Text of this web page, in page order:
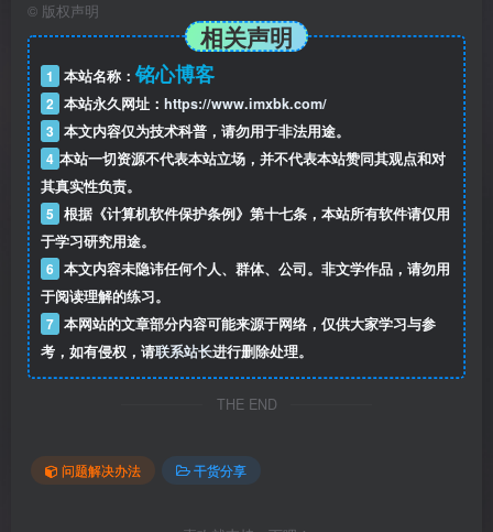
© 版权声明
相关声明
1 本站名称：铭心博客
2 本站永久网址： https://www.imxbk.com/
3 本文内容仅为技术科普，请勿用于非法用途。
4 本站一切资源不代表本站立场，并不代表本站赞同其观点和对
其真实性负责。
5 根据《计算机软件保护条例》第十七条，本站所有软件请仅用
于学习研究用途。
6 本文内容未隐讳任何个人、群体、公司。非文学作品，请勿用
于阅读理解的练习。
7 本网站的文章部分内容可能来源于网络，仅供大家学习与参
考，如有侵权，请联系站长进行删除处理。
THE END
问题解决办法 干货分享